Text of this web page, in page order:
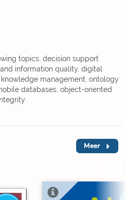
topics: decision support
information quality, digital
management, ontology
databases, object-oriented
Meer